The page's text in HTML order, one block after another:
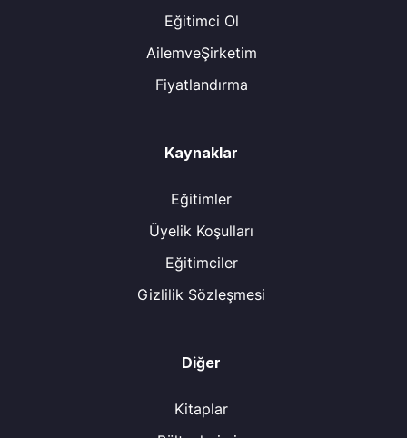
Eğitimci Ol
AilemveŞirketim
Fiyatlandırma
Kaynaklar
Eğitimler
Üyelik Koşulları
Eğitimciler
Gizlilik Sözleşmesi
Diğer
Kitaplar